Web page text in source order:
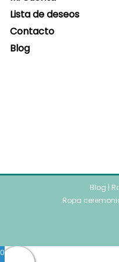
Lista de deseos
Contacto
Blog
Blog |
Ropa
0